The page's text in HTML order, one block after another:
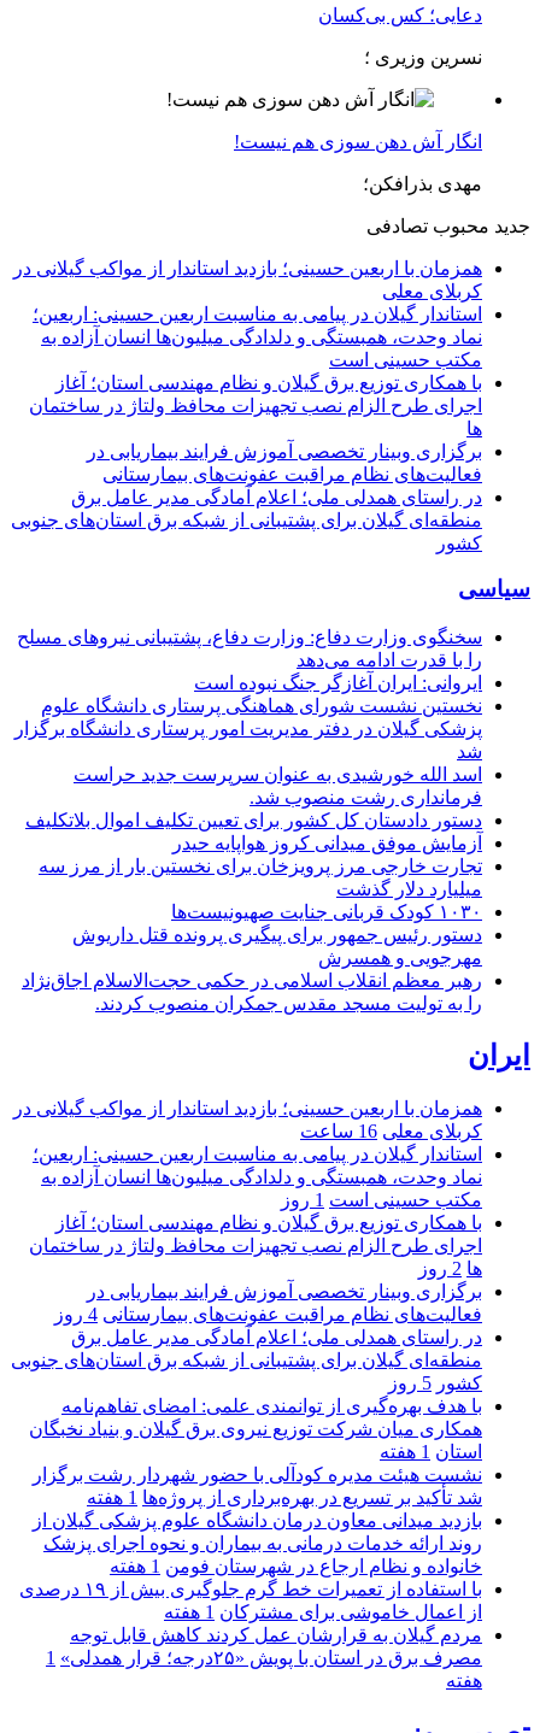
دعایی؛ کس بی‌کسان
نسرین وزیری ؛
انگار آش دهن سوزی هم نیست!
مهدی بذرافکن؛
جدید محبوب تصادفی
همزمان با اربعین حسینی؛ بازدید استاندار از مواکب گیلانی در
کربلای معلی
استاندار گیلان در پیامی به مناسبت اربعین حسینی: اربعین؛
نماد وحدت، همبستگی و دلدادگی میلیون‌ها انسان آزاده به
مکتب حسینی است
با همکاری توزیع برق گیلان و نظام مهندسی استان؛ آغاز
اجرای طرح الزام نصب تجهیزات محافظ ولتاژ در ساختمان
ها
برگزاری وبینار تخصصی آموزش فرایند بیماریابی در
فعالیت‌های نظام مراقبت عفونت‌های بیمارستانی
در راستای همدلی ملی؛ اعلام آمادگی مدیر عامل برق
منطقه‌ای گیلان برای پشتیبانی از شبكه برق استان‌های جنوبی
كشور
سیاسی
سخنگوی وزارت دفاع: وزارت دفاع، پشتیبانی نیرو‌های مسلح
را با قدرت ادامه می‌دهد
ایروانی: ایران آغازگر جنگ نبوده است
نخستین نشست شورای هماهنگی پرستاری دانشگاه علوم
پزشکی گیلان در دفتر مدیریت امور پرستاری دانشگاه برگزار
شد
اسد الله خورشیدی به عنوان سرپرست جدید حراست
فرمانداری رشت منصوب شد.
دستور دادستان کل کشور برای تعیین تکلیف اموال بلاتکلیف
آزمایش موفق میدانی کروز هواپایه حیدر
تجارت خارجی مرز پرویزخان برای نخستین بار از مرز سه
میلیارد دلار گذشت
۱۰۳۰ کودک قربانی جنایت صهیونیست‌ها
دستور رئیس جمهور برای پیگیری پرونده قتل داریوش
مهرجویی و همسرش
رهبر معظم انقلاب اسلامی در حکمی حجت‌الاسلام اجاق‌نژاد
را به تولیت مسجد مقدس جمکران منصوب کردند.
ایران
همزمان با اربعین حسینی؛ بازدید استاندار از مواکب گیلانی در
کربلای معلی 16 ساعت
استاندار گیلان در پیامی به مناسبت اربعین حسینی: اربعین؛
نماد وحدت، همبستگی و دلدادگی میلیون‌ها انسان آزاده به
مکتب حسینی است 1 روز
با همکاری توزیع برق گیلان و نظام مهندسی استان؛ آغاز
اجرای طرح الزام نصب تجهیزات محافظ ولتاژ در ساختمان
ها 2 روز
برگزاری وبینار تخصصی آموزش فرایند بیماریابی در
فعالیت‌های نظام مراقبت عفونت‌های بیمارستانی 4 روز
در راستای همدلی ملی؛ اعلام آمادگی مدیر عامل برق
منطقه‌ای گیلان برای پشتیبانی از شبكه برق استان‌های جنوبی
كشور 5 روز
با هدف بهره‌گیری از توانمندی علمی: امضای تفاهم‌نامه
همكاری میان شركت توزیع نیروی برق گیلان و بنیاد نخبگان
استان 1 هفته
نشست هیئت مدیره کودآلی با حضور شهردار رشت برگزار
شد تأکید بر تسریع در بهره‌برداری از پروژه‌ها 1 هفته
بازدید میدانی معاون درمان دانشگاه علوم پزشکی گیلان از
روند ارائه خدمات درمانی به بیماران و نحوه اجرای پزشک
خانواده و نظام ارجاع در شهرستان فومن 1 هفته
با استفاده از تعمیرات خط گرم جلوگیری بیش از ۱۹ درصدی
از اعمال خاموشی برای مشتركان 1 هفته
مردم گیلان به قرارشان عمل کردند كاهش قابل توجه
مصرف برق در استان با پویش «۲۵درجه؛ قرار همدلی»
1
هفته